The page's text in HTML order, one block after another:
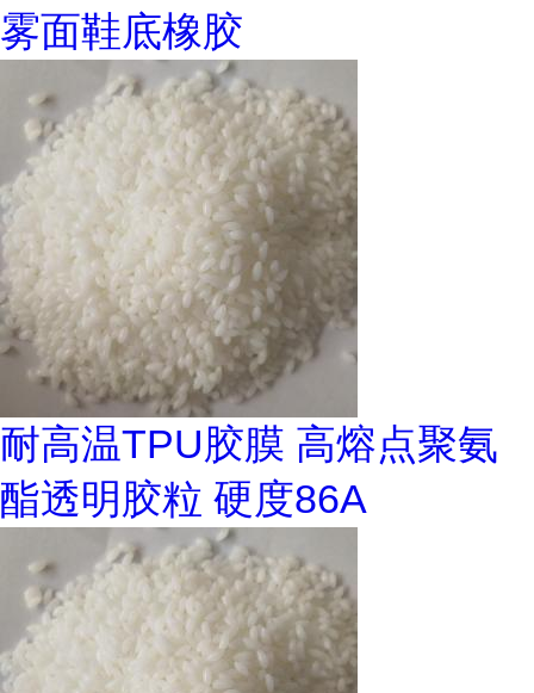
雾面鞋底橡胶
耐高温TPU胶膜 高熔点聚氨
酯透明胶粒 硬度86A